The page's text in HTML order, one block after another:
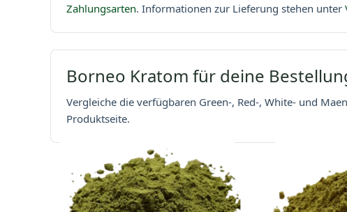
Zahlungsarten. Informationen zur Lieferung stehen unter
Borneo Kratom für deine
Vergleiche die verfügbaren Green-, Red-, White- und
Produktseite.